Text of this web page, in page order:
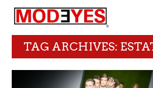
TAG ARCHIVES: